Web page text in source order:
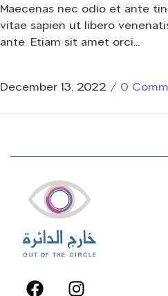
Maecenas nec odio et ante
vitae sapien ut libero
ante. Etiam sit amet orci…
December 13, 2022 / 0